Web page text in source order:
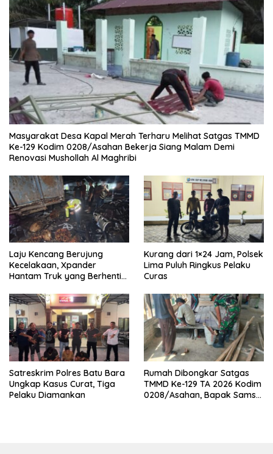
Masyarakat Desa Kapal Merah Terharu Melihat Satgas TMMD
Ke-129 Kodim 0208/Asahan Bekerja Siang Malam Demi
Renovasi Mushollah Al Maghribi
Laju Kencang Berujung
Kecelakaan, Xpander
Hantam Truk yang Berhenti
Kurang dari 1×24 Jam, Polsek
Lima Puluh Ringkus Pelaku
Curas
Satreskrim Polres Batu Bara
Ungkap Kasus Curat, Tiga
Pelaku Diamankan
Rumah Dibongkar Satgas
TMMD Ke-129 TA 2026 Kodim
0208/Asahan, Bapak Samsul